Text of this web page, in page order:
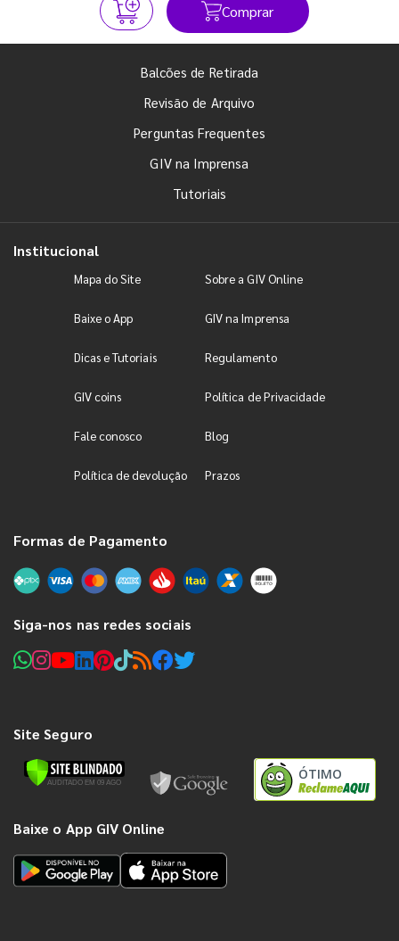
Comprar
Balcões de Retirada
Revisão de Arquivo
Perguntas Frequentes
GIV na Imprensa
Tutoriais
Institucional
Mapa do Site Sobre a GIV Online
Baixe o App GIV na Imprensa
Dicas e Tutoriais Regulamento
GIV coins Política de Privacidade
Fale conosco Blog
Política de devolução Prazos
Formas de Pagamento
Siga-nos nas redes sociais
Site Seguro
ÓTIMO
Baixe o App GIV Online